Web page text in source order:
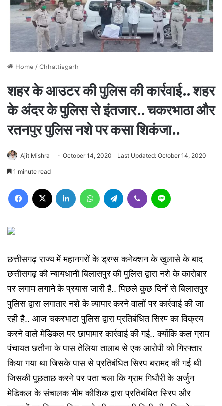
Home /Chhattisgarh
शहर के आउटर की पुलिस की कार्रवाई.. शहर
के अंदर के पुलिस से इंतजार.. चकरभाठा और
रतनपुर पुलिस नशे पर कसा शिकंजा..
Ajit Mishra October 14, 2020 Last Updated: October 14, 2020
1 minute read
Facebook LinkedIn WhatsAppTelegram Viber
छत्तीसगढ़ राज्य में महानगरों के ड्रग्स कनेक्शन के खुलासे के बाद
छत्तीसगढ़ की न्यायधानी बिलासपुर की पुलिस द्वारा नशे के कारोबार
पर लगाम लगाने के प्रयास जारी है.. पिछले कुछ दिनों से बिलासपुर
पुलिस द्वारा लगातार नशे के व्यापार करने वालों पर कार्रवाई की जा
रही है.. आज चकरभाटा पुलिस द्वारा प्रतिबंधित सिरप का विक्रय
करने वाले मेडिकल पर छापामार कार्रवाई की गई.. क्योंकि कल ग्राम
पंचायत छतौना के पास तेलिया तालाब से एक आरोपी को गिरफ्तार
किया गया था जिसके पास से प्रतिबंधित सिरप बरामद की गई थी
जिसकी पूछताछ करने पर पता चला कि ग्राम गिधौरी के अर्जुन
मेडिकल के संचालक भीम कौशिक द्वारा प्रतिबंधित सिरप और